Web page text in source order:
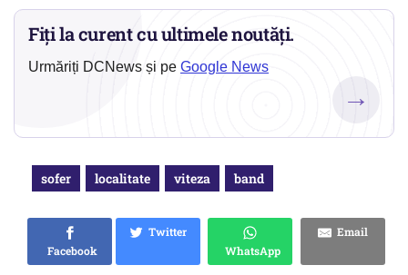
Fiți la curent cu ultimele noutăți.
Urmăriți DCNews și pe Google News
→
sofer localitate viteza band
Facebook
Twitter
WhatsApp
Email